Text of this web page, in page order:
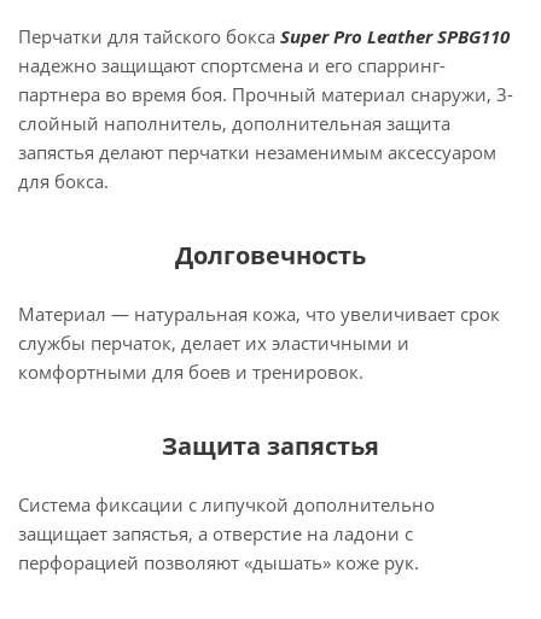
Перчатки для тайского бокса Super Pro Leather SPBG110
надежно защищают спортсмена и его спарринг-
партнера во время боя. Прочный материал снаружи, 3-
слойный наполнитель, дополнительная защита
запястья делают перчатки незаменимым аксессуаром
для бокса.
Долговечность
Материал — натуральная кожа, что увеличивает срок
службы перчаток, делает их эластичными и
комфортными для боев и тренировок.
Защита запястья
Система фиксации с липучкой дополнительно
защищает запястья, а отверстие на ладони с
перфорацией позволяют «дышать» коже рук.